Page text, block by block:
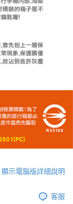
顯示電腦版詳細說明
客服